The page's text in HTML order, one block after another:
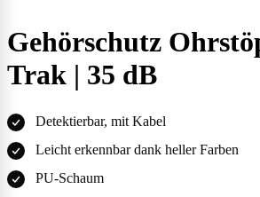
Gehörschutz
Trak | 35 dB
Detektierbar, mit Kabel
Leicht erkennbar dank heller Farben
PU-Schaum